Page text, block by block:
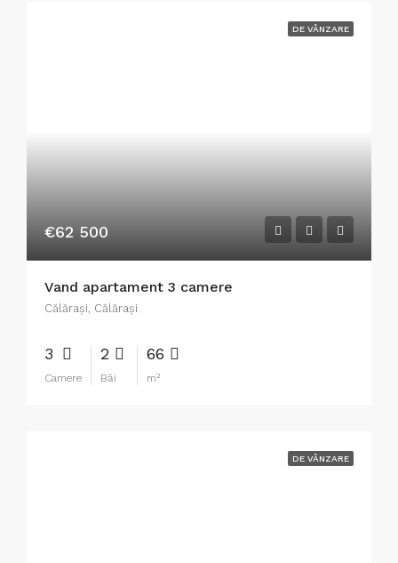
DE VÂNZARE
€62 500
Vand apartament 3 camere
Călăraşi, Călărași
3
Camere
2
Băi
66
m²
DE VÂNZARE